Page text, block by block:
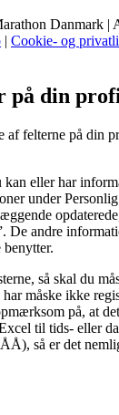
Danmark |
| Cookie- og
på din
af felterne på din
kan eller har
under
De andre
så skal du
måske ikke
på, at
til tids- eller
så er det